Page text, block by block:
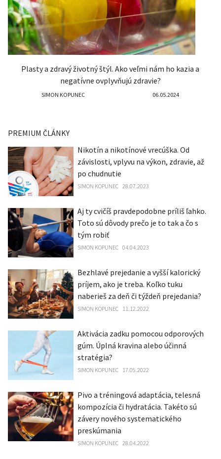
Plasty a zdravý životný štýl. Ako veľmi nám ho kazia a
negatívne ovplyvňujú zdravie?
SIMON KOPUNEC 06.05.2024
PREMIUM ČLÁNKY
Nikotín a nikotínové vrecúška. Od
závislosti, vplyvu na výkon, zdravie, až
po chudnutie
SIMON KOPUNEC 28.07.2023
Aj ty cvičíš pravdepodobne príliš ľahko.
Toto sú dôvody prečo je to tak a čo s
tým robiť
SIMON KOPUNEC 04.04.2023
Bezhlavé prejedanie a vyšší kalorický
príjem, ako je treba. Koľko tuku
naberieš za deň či týždeň prejedania?
SIMON KOPUNEC 11.12.2022
Aktivácia zadku pomocou odporových
gúm. Úplná kravina alebo účinná
stratégia?
SIMON KOPUNEC 17.05.2022
Pivo a tréningová adaptácia, telesná
kompozícia či hydratácia. Takéto sú
závery nového systematického
preskúmania
SIMON KOPUNEC 28.04.2022